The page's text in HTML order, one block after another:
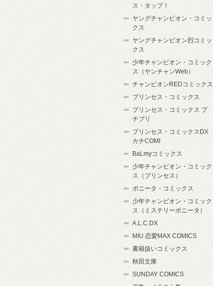
ス・タップ！
ヤングチャンピオン・コミッ
クス
ヤングチャンピオン烈コミッ
クス
少年チャンピオン・コミック
ス（ヤンチャンWeb）
チャンピオンREDコミックス
プリンセス・コミックス
プリンセス・コミックス プ
チプリ
プリンセス・コミックスDX
カチCOMI
BaLmyコミックス
少年チャンピオン・コミック
ス（プリンセス）
ボニータ・コミックス
少年チャンピオン・コミック
ス（ミステリーボニータ）
A.L.C.DX
MIU 恋愛MAX COMICS
書籍扱いコミックス
秋田文庫
SUNDAY COMICS